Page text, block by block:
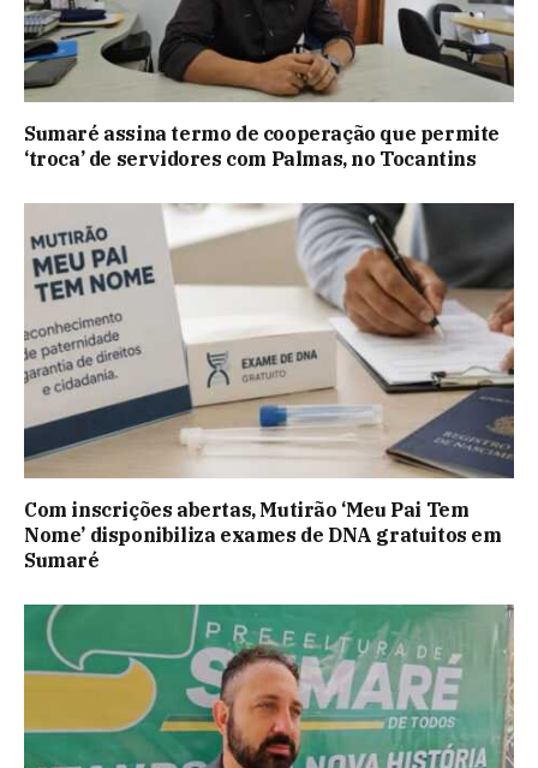
Sumaré assina termo de cooperação que permite
‘troca’ de servidores com Palmas, no Tocantins
Com inscrições abertas, Mutirão ‘Meu Pai Tem
Nome’ disponibiliza exames de DNA gratuitos em
Sumaré